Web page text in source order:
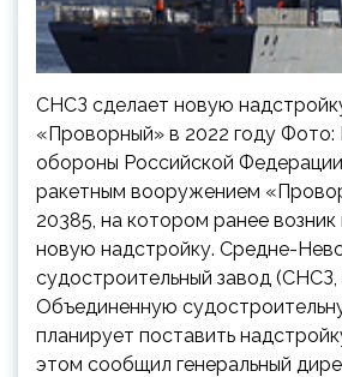
СНСЗ сделает новую
«Проворный» в 2022 году
обороны Российской
ракетным вооружением
20385, на котором ранее
новую надстройку. Средне-
судостроительный завод (СНСЗ,
Объединенную
планирует поставить
этом сообщил генеральный